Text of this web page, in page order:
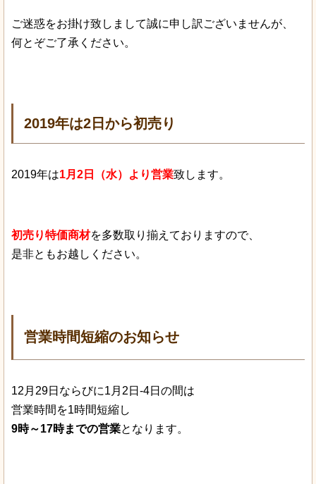
ご迷惑をお掛け致しまして誠に申し訳ございませんが、
何とぞご了承ください。
2019年は2日から初売り
2019年は1月2日（水）より営業致します。
初売り特価商材を多数取り揃えておりますので、
是非ともお越しください。
営業時間短縮のお知らせ
12月29日ならびに1月2日-4日の間は
営業時間を1時間短縮し
9時～17時までの営業となります。